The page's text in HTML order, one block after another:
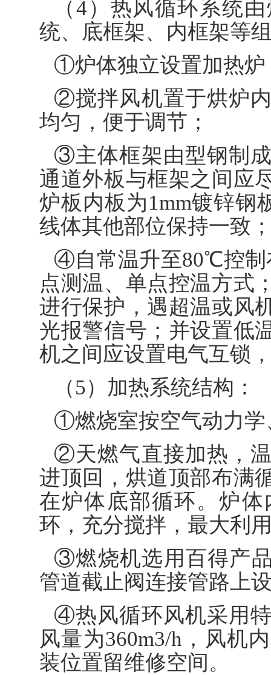
（4）热风循环系统
统、底框架、内框架等
①炉体独立设置加热炉
②搅拌风机置于烘炉
均匀，便于调节；
③主体框架由型钢制
通道外板与框架之间应
炉板内板为1mm镀锌钢
线体其他部位保持一致
④自常温升至80℃控制
点测温、单点控温方式
进行保护，遇超温或风
光报警信号；并设置低
机之间应设置电气互锁
（5）加热系统结构：
①燃烧室按空气动力学
②天燃气直接加热，
进顶回，烘道顶部布满
在炉体底部循环。炉
环，充分搅拌，最大利
③燃烧机选用百得产
管道截止阀连接管路上
④热风循环风机采用
风量为360m3/h，风机
装位置留维修空间。